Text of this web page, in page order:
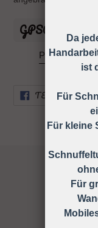
GPSR
Powered by
TEILENAUF
Da
ist
Für
Für kleine
Für